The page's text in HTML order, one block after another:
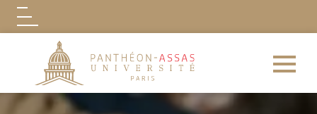
Aller au contenu principal
Logo